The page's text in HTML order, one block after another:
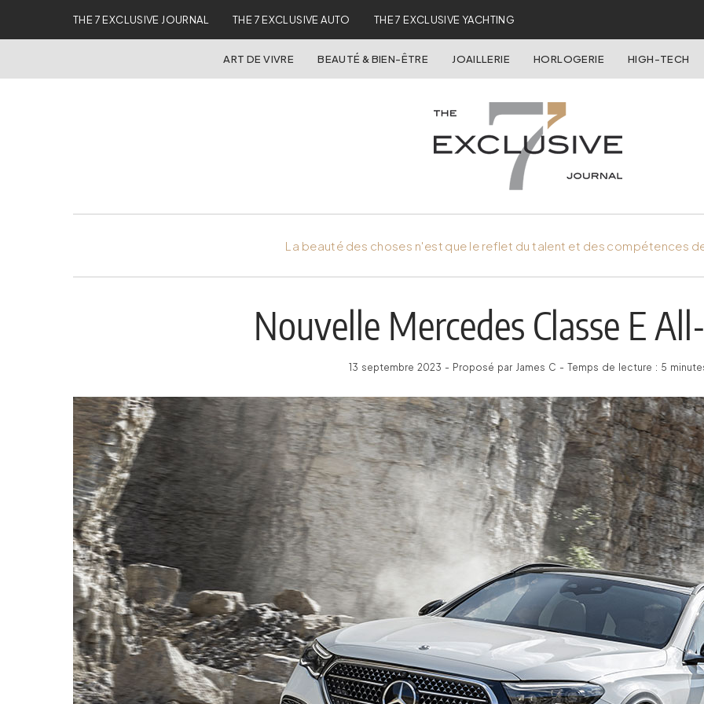
THE 7 EXCLUSIVE JOURNAL THE 7 EXCLUSIVE AUTO THE 7 EXCLUSIVE YACHTING
ART DE VIVRE BEAUTÉ & BIEN-ÊTRE JOAILLERIE HORLOGERIE HIGH-TECH
La beauté des choses n'est que le reflet du talent et des compétences
Nouvelle Mercedes Classe E
13 septembre 2023 - Proposé par James C - Temps de lecture : 5